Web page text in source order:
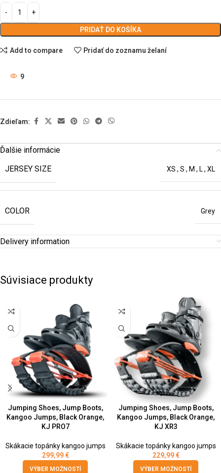
PRIDAŤ DO KOŠÍKA
Add to compare Pridať do zoznamu želaní
9
Zdieľam:
Ďalšie informácie
JERSEY SIZE
XS , S , M , L , XL
COLOR Grey
Delivery information
Súvisiace produkty
Jumping Shoes, Jump Boots,
Kangoo Jumps, Black Orange,
KJ PRO7
Skákacie topánky kangoo jumps
299,99€
VÝBER MOŽNOSTÍ
Jumping Shoes, Jump Boots,
Kangoo Jumps, Black Orange,
KJ XR3
Skákacie topánky kangoo jumps
229,99€
VÝBER MOŽNOSTÍ